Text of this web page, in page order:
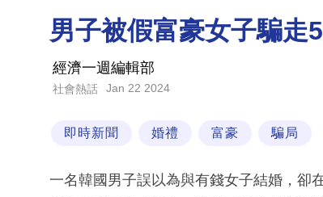
男子被假富豪女子騙走
經濟一週編輯部
社會熱話 Jan 22 2024
即時新聞 婚禮 富豪 騙局
一名韓國男子誤以為與有錢女子結婚，卻